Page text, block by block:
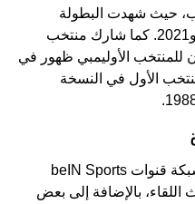
حيث شهدت البطولة
مشاركاته السابقة في نسخ 1992 و2021. كما شارك منتخب
بطولة عام 1998، وكان للمنتخب الأوليمبي ظهور في
الأول في النسخة
بالنسبة لمتابعي المباراة، ستقوم شبكة قنوات beIN Sports
بالإضافة إلى بعض